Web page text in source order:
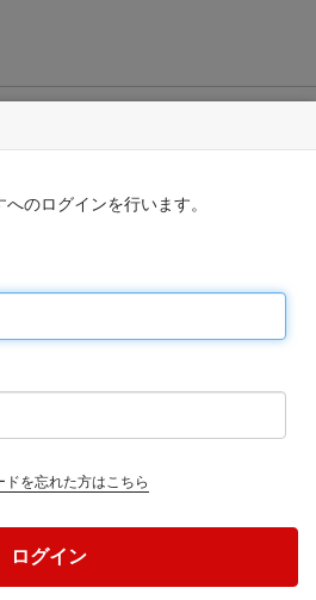
納税のお申込み
の寄附に対しては、お礼の品
ませんのでご了承ください。
は、寄附申込先の自治体が寄
的で使用するものではありま
送付等を行うため「申込者情
す。
のログインを行います。
ドを忘れた方はこちら
ログイン